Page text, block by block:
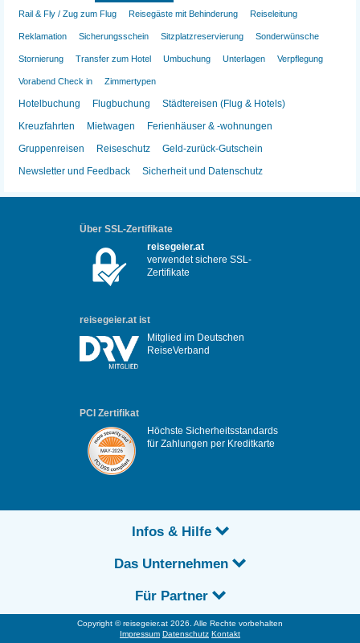
Rail & Fly / Zug zum Flug Reisegäste mit Behinderung Reiseleitung
Reklamation Sicherungsschein Sitzplatzreservierung Sonderwünsche
Stornierung Transfer zum Hotel Umbuchung Unterlagen Verpflegung
Vorabend Check in Zimmertypen
Hotelbuchung Flugbuchung
Städtereisen (Flug & Hotels)
Kreuzfahrten
Mietwagen
Ferienhäuser & -wohnungen
Gruppenreisen
Reiseschutz
Geld-zurück-Gutschein
Newsletter und Feedback
Sicherheit und Datenschutz
Über SSL-Zertifikate
reisegeier.at
verwendet sichere SSL-
Zertifikate
reisegeier.at ist
Mitglied im Deutschen
ReiseVerband
PCI Zertifikat
Höchste Sicherheitsstandards
für Zahlungen per Kreditkarte
Infos & Hilfe
Das Unternehmen
Für Partner
Copyright © reisegeier.at 2026. Alle Rechte vorbehalten
Impressum Datenschutz Kontakt